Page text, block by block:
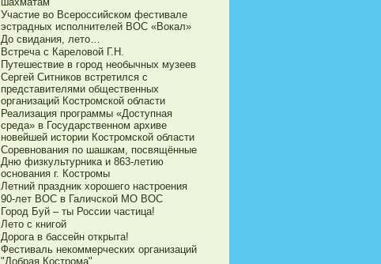
Участие во Всероссийском фестивале
эстрадных исполнителей ВОС «Вокал»
До свидания, лето…
Встреча с Кареловой Г.Н.
Путешествие в город необычных музеев
Сергей Ситников встретился с
представителями общественных
организаций Костромской области
Реализация программы «Доступная
среда» в Государственном архиве
новейшей истории Костромской области
Соревнования по шашкам, посвящённые
Дню физкультурника и 863-летию
основания г. Костромы
Летний праздник хорошего настроения
90-лет ВОС в Галичской МО ВОС
Город Буй – ты России частица!
Лето с книгой
Дорога в бассейн открыта!
Фестиваль некоммерческих организаций
"Добрая Кострома"